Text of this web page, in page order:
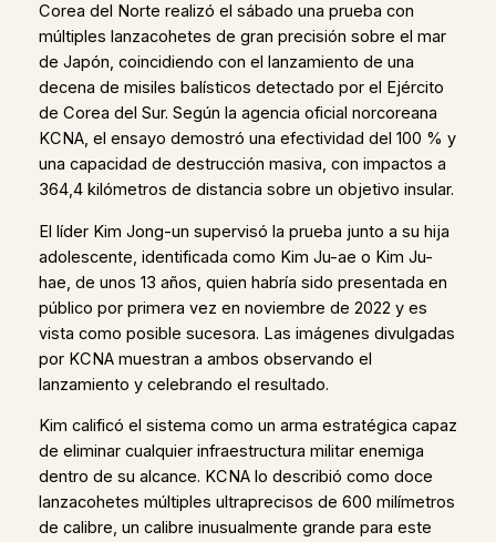
Corea del Norte realizó el sábado una prueba con
múltiples lanzacohetes de gran precisión sobre el mar
de Japón, coincidiendo con el lanzamiento de una
decena de misiles balísticos detectado por el Ejército
de Corea del Sur. Según la agencia oficial norcoreana
KCNA, el ensayo demostró una efectividad del 100 % y
una capacidad de destrucción masiva, con impactos a
364,4 kilómetros de distancia sobre un objetivo insular.
El líder Kim Jong-un supervisó la prueba junto a su hija
adolescente, identificada como Kim Ju-ae o Kim Ju-
hae, de unos 13 años, quien habría sido presentada en
público por primera vez en noviembre de 2022 y es
vista como posible sucesora. Las imágenes divulgadas
por KCNA muestran a ambos observando el
lanzamiento y celebrando el resultado.
Kim calificó el sistema como un arma estratégica capaz
de eliminar cualquier infraestructura militar enemiga
dentro de su alcance. KCNA lo describió como doce
lanzacohetes múltiples ultraprecisos de 600 milímetros
de calibre, un calibre inusualmente grande para este